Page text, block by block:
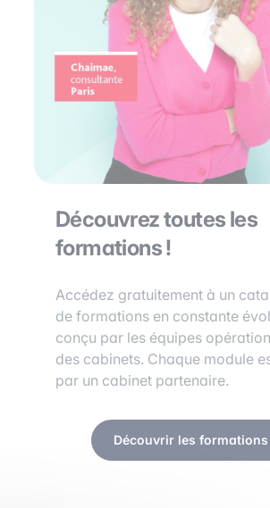
Découvrez toutes les
formations !
Accédez gratuitement à un
de formations en constante
conçu par les équipes
des cabinets. Chaque module
par un cabinet partenaire.
Découvrir les formations